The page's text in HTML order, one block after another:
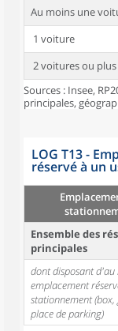
Au moins une
1 voiture
2 voitures ou plus
Sources : Insee,
principales,
LOG T13 -
réservé à un
Ensemble des
principales
dont disposant d'au
emplacement
stationnement (box,
place de parking)